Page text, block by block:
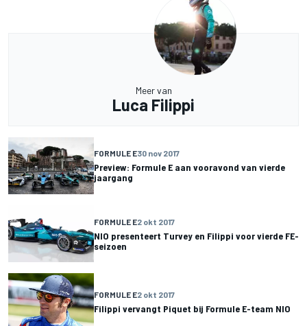
Meer van
Luca Filippi
FORMULE E30 nov 2017
Preview: Formule E aan vooravond van vierde
jaargang
FORMULE E2 okt 2017
NIO presenteert Turvey en Filippi voor vierde FE-
seizoen
FORMULE E2 okt 2017
Filippi vervangt Piquet bij Formule E-team NIO